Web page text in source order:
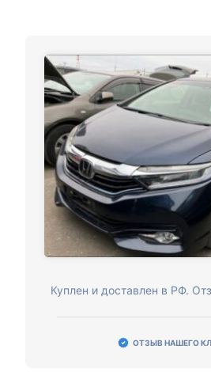
Куплен и доставлен в РФ.
ОТЗЫВ НАШЕГО